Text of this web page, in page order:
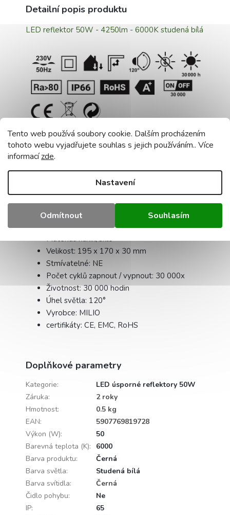
Tento web používá soubory cookie. Dalším procházením
tohoto webu vyjadřujete souhlas s jejich používáním.. Více
informacízde.
Nastavení
Odmítnout Souhlasím
Detailní popis produktu
LED reflektor 50W - 4250lm - 6000K studená bílá
Parametry:
Barva světla: studená bílá 6000K
Třída krytí: IP66
Napájení: 175-265V AC 50-60Hz
Typ LED diody: SMD 2835
Materiál: hliník, sklo
Velikost: 195 x 170 x 30 mm
Stmívatelné: NE
Počet cyklů zapnout / vypnout: 30 000x
Životnost: 30 000 hodin
Úhel světla: 120°
Vyrobce: MILIO
certifikáty: CE, EMC, RoHS
Doplňkové parametry
Kategorie:
LED úsporné reflektory 50W
Záruka:
2 roky
Hmotnost:
0.5 kg
EAN:
5907769819728
Výkon (W):
50
Barevná teplota (K):
6000
Barva produktu:
Černá
Barva světla:
Studená bílá
Barva svítidla:
Černá
Čidlo pohybu:
Ne
IP:
65